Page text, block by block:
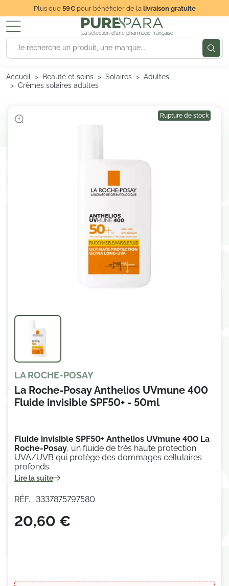
Plus que59€pour bénéficier de lalivraison gratuite
La sélection d'une pharmacie française
Accueil Beauté et soins Solaires
Adultes
Crèmes solaires adultes
Rupture de stock
LA ROCHE-POSAY
La Roche-Posay Anthelios UVmune 400
Fluide invisible SPF50+ - 50ml
Fluide invisible SPF50+ Anthelios UVmune 400 La
Roche-Posay, un fluide de très haute protection
UVA/UVB qui protège des dommages cellulaires
profonds.
Lire la suite
RÉF. : 3337875797580
20,60 €